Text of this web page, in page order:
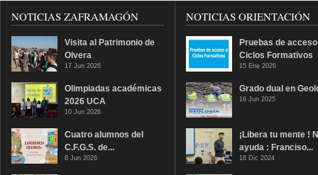
NOTICIAS ZAFRAMAGÓN
Visita al Patrimonio de
Olvera
17 Jun 2026
Olimpiadas académicas
2026 UCA
10 Jun 2026
Cuatro alumnos del
C.F.G.S. de...
8 Jun 2026
NOTICIAS ORIENTACIÓN
Pruebas de
Ciclos Formativos
15 Ene 2026
Grado dual en
16 Jun 2025
¡Libera tu mente !
ayuda : Franciso...
18 Dic 2024